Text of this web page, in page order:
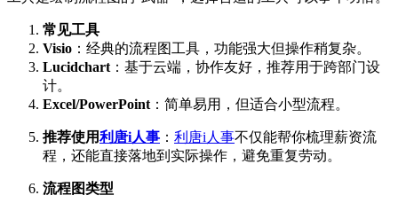
常见工具
Visio ：经典的流程图工具，功能强大但操作稍复杂。
Lucidchart ：基于云端，协作友好，推荐用于跨部门设
计。
Excel/PowerPoint ：简单易用，但适合小型流程。
推荐使用利唐i人事 ： 利唐i人事不仅能帮你梳理薪资流
程，还能直接落地到实际操作，避免重复劳动。
流程图类型